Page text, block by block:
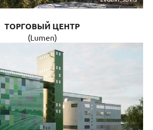
ТОРГОВЫЙ ЦЕНТР
(Lumen)